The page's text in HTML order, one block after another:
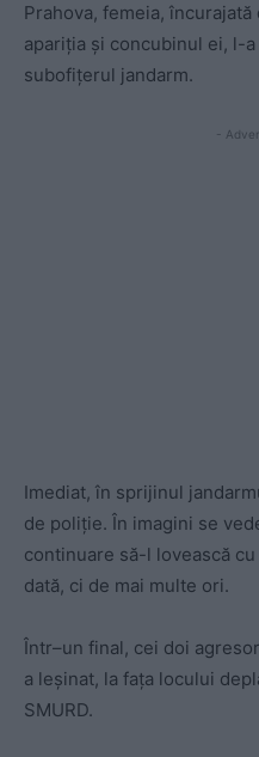
Prahova, femeia,
apariția și concubinul ei, l-
subofițerul jandarm.
-
Imediat, în sprijinul jandarm
de poliție. În imagini se
continuare să-l lovească
dată, ci de mai multe ori.
Într–un final, cei doi
a leşinat, la fața locului
SMURD.